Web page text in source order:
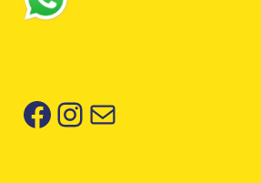
Facebook
Instagram
Correo electrónico